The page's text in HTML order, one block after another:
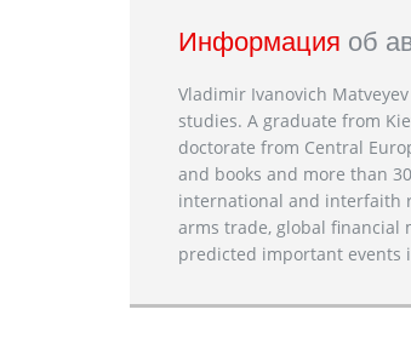
Информация об
Vladimir Ivanovich
studies. A graduate from
doctorate from Central
and books and more than
international and interfaith
arms trade, global financial
predicted important events